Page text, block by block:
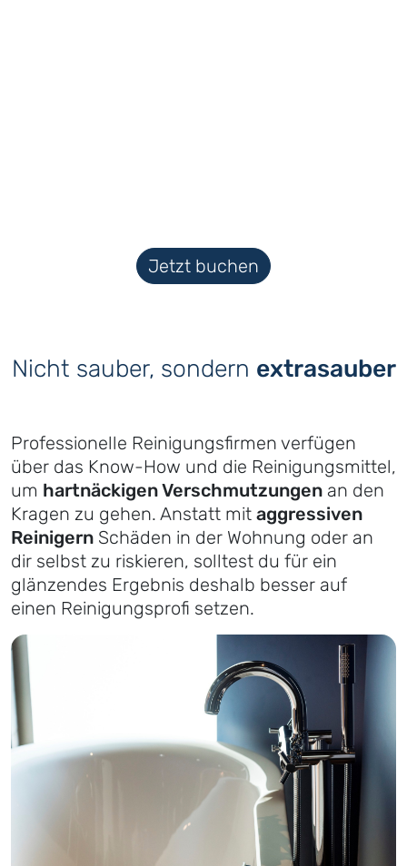
Jetzt buchen
Nicht sauber, sondern extrasauber
Professionelle Reinigungsfirmen verfügen
über das Know-How und die Reinigungsmittel,
um hartnäckigen Verschmutzungen an den
Kragen zu gehen. Anstatt mit aggressiven
Reinigern Schäden in der Wohnung oder an
dir selbst zu riskieren, solltest du für ein
glänzendes Ergebnis deshalb besser auf
einen Reinigungsprofi setzen.